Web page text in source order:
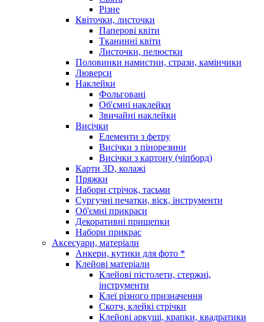
Різне
Квіточки, листочки
Паперові квіти
Тканинні квіти
Листочки, пелюстки
Половинки намистин, стрази, камінчики
Люверси
Наклейки
Фольговані
Об'ємні наклейки
Звичайні наклейки
Висічки
Елементи з фетру
Висічки з пінорезини
Висічки з картону (чіпборд)
Карти 3D, колажі
Пряжки
Набори стрічок, тасьми
Сургучні печатки, віск, інструменти
Об'ємні прикраси
Декоративні прищепки
Набори прикрас
Аксесуари, матеріали
Анкери, кутики для фото *
Клейові матеріали
Клейові пістолети, стержні,
інструменти
Клеї різного призначення
Скотч, клейкі стрічки
Клейові аркуші, крапки, квадратики